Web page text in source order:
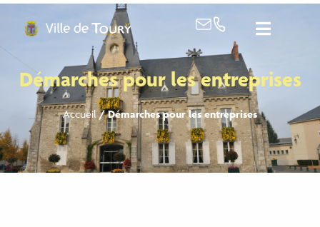
Démarches pour les entreprises
Accueil/Démarches pour les entreprises